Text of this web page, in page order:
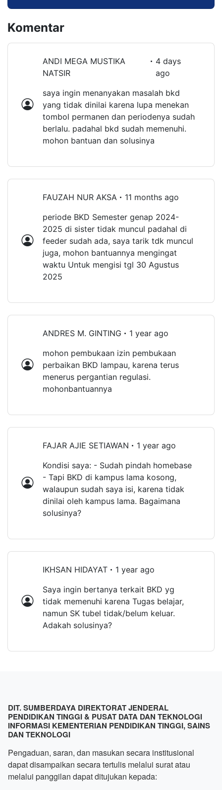
Komentar
ANDI MEGA MUSTIKA
NATSIR
4 days
ago
saya ingin menanyakan masalah bkd
yang tidak dinilai karena lupa menekan
tombol permanen dan periodenya sudah
berlalu. padahal bkd sudah memenuhi.
mohon bantuan dan solusinya
FAUZAH NUR AKSA
11 months ago
periode BKD Semester genap 2024-
2025 di sister tidak muncul padahal di
feeder sudah ada, saya tarik tdk muncul
juga, mohon bantuannya mengingat
waktu Untuk mengisi tgl 30 Agustus
2025
ANDRES M. GINTING
1 year ago
mohon pembukaan izin pembukaan
perbaikan BKD lampau, karena terus
menerus pergantian regulasi.
mohonbantuannya
FAJAR AJIE SETIAWAN
1 year ago
Kondisi saya: - Sudah pindah homebase
- Tapi BKD di kampus lama kosong,
walaupun sudah saya isi, karena tidak
dinilai oleh kampus lama. Bagaimana
solusinya?
IKHSAN HIDAYAT
1 year ago
Saya ingin bertanya terkait BKD yg
tidak memenuhi karena Tugas belajar,
namun SK tubel tidak/belum keluar.
Adakah solusinya?
DIT. SUMBERDAYA DIREKTORAT JENDERAL
PENDIDIKAN TINGGI & PUSAT DATA DAN TEKNOLOGI
INFORMASI KEMENTERIAN PENDIDIKAN TINGGI, SAINS
DAN TEKNOLOGI
Pengaduan, saran, dan masukan secara institusional
dapat disampaikan secara tertulis melalui surat atau
melalui panggilan dapat ditujukan kepada: